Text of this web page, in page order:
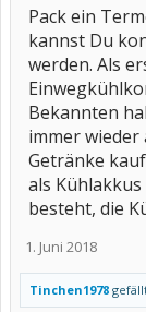
Pack ein
kannst Du
werden. Als
Bekannten
immer
Getränke
als
besteht, die
1. Juni 2018
Tinchen1978